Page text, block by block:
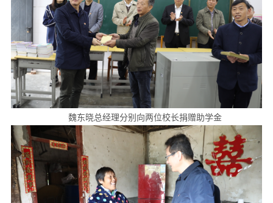
魏东晓总经理分别向两位校长捐赠助学金